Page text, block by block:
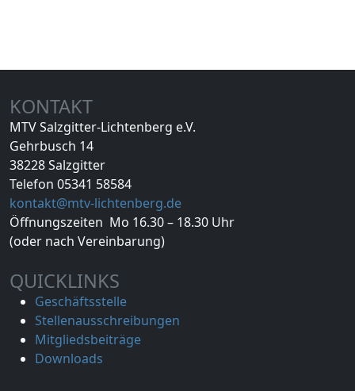
KONTAKT
MTV Salzgitter-Lichtenberg e.V.
Gehrbusch 14
38228 Salzgitter
Telefon 05341 58584
kontakt@mtv-lichtenberg.de
Öffnungszeiten Mo 16.30 – 18.30 Uhr
(oder nach Vereinbarung)
QUICKLINKS
Geschäftsstelle
Stellenausschreibungen
Mitgliedsbeiträge
Downloads